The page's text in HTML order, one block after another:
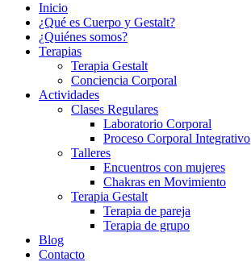
Inicio
¿Qué es Cuerpo y Gestalt?
¿Quiénes somos?
Terapias
Terapia Gestalt
Conciencia Corporal
Actividades
Clases Regulares
Laboratorio Corporal
Proceso Corporal Integrativo
Talleres
Encuentros con mujeres
Chakras en Movimiento
Terapia Gestalt
Terapia de pareja
Terapia de grupo
Blog
Contacto